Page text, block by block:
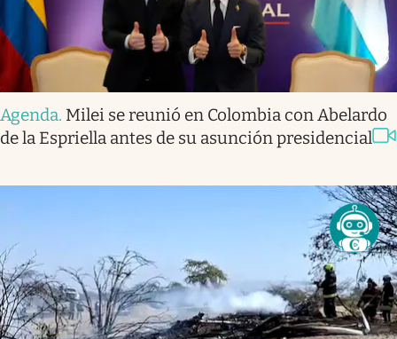
Agenda. Milei se reunió en Colombia con Abelardo
de la Espriella antes de su asunción presidencial